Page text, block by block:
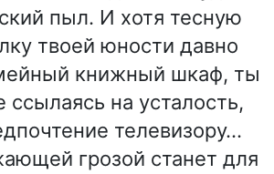
пыл. И хотя тесную
твоей юности давно
книжный шкаф, ты
на усталость,
телевизору…
грозой станет для